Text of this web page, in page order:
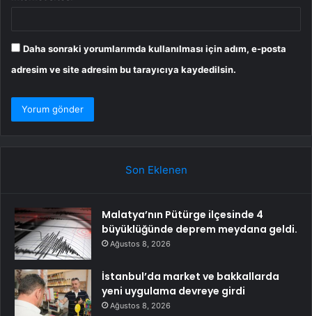
Daha sonraki yorumlarımda kullanılması için adım, e-posta
adresim ve site adresim bu tarayıcıya kaydedilsin.
Son Eklenen
Malatya’nın Pütürge ilçesinde 4
büyüklüğünde deprem meydana geldi.
Ağustos 8, 2026
İstanbul’da market ve bakkallarda
yeni uygulama devreye girdi
Ağustos 8, 2026